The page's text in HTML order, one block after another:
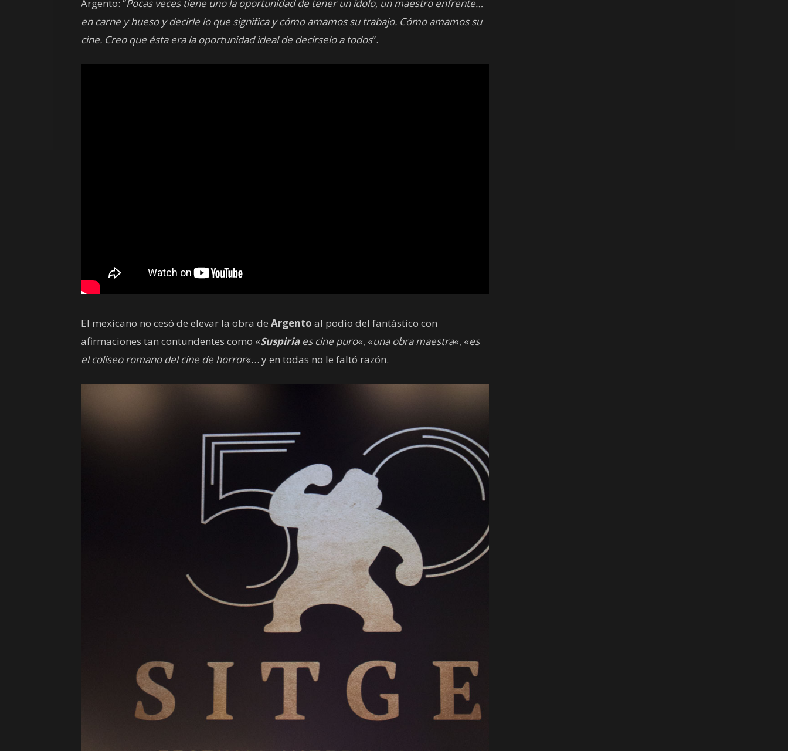
Argento: “Pocas veces tiene uno la oportunidad de tener un ídolo, un maestro enfrente…
en carne y hueso y decirle lo que significa y cómo amamos su trabajo. Cómo amamos su
cine. Creo que ésta era la oportunidad ideal de decírselo a todos”.
El mexicano no cesó de elevar la obra de Argento al podio del fantástico con
afirmaciones tan contundentes como «Suspiriaes cine puro«, «una obra maestra«, «es
el coliseo romano del cine de horror«… y en todas no le faltó razón.